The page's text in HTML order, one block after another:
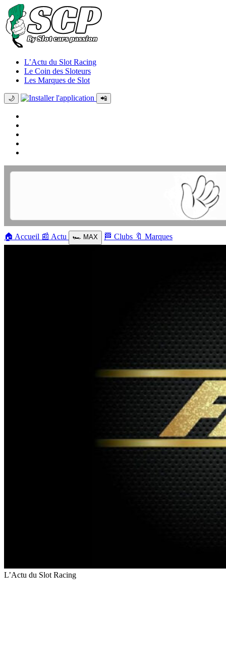
L’Actu du Slot Racing
Le Coin des Sloteurs
Les Marques de Slot
🌙 📲
🏠 Accueil 📰 Actu 🏎️ MAX 🏁 Clubs 🔖 Marques
L’Actu du Slot Racing